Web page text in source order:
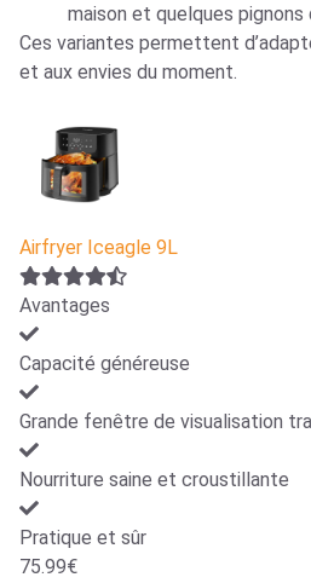
maison et quelques pignons
Ces variantes permettent
et aux envies du moment.
Airfryer Iceagle 9L
Avantages
Capacité généreuse
Grande fenêtre de visualisation
Nourriture saine et croustillante
Pratique et sûr
75.99€